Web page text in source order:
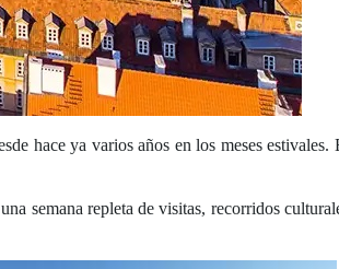
hace ya varios años en los meses estivales.
semana repleta de visitas, recorridos